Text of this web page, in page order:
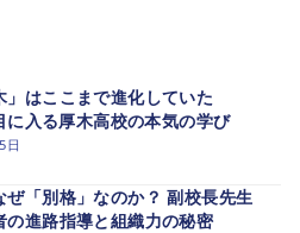
日
」はここまで進化していた
入る厚木高校の本気の学び
ぜ「別格」なのか？ 副校長先生
の進路指導と組織力の秘密